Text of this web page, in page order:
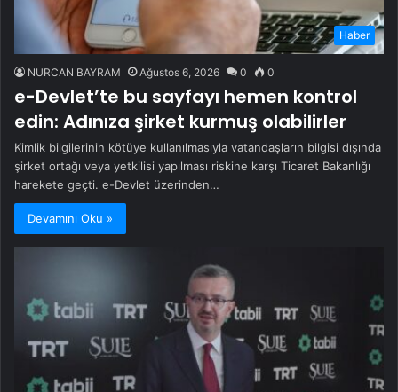
Haber
NURCAN BAYRAM Ağustos 6, 2026 0 0
e-Devlet’te bu sayfayı hemen kontrol
edin: Adınıza şirket kurmuş olabilirler
Kimlik bilgilerinin kötüye kullanılmasıyla vatandaşların bilgisi dışında
şirket ortağı veya yetkilisi yapılması riskine karşı Ticaret Bakanlığı
harekete geçti. e-Devlet üzerinden…
Devamını Oku »